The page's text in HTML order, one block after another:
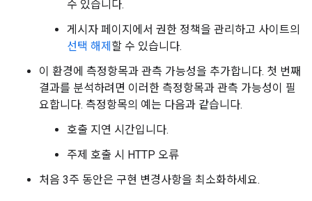
수 있습니다.
게시자 페이지에서 권한 정책을 관리하고 사이트의
선택 해제 할 수 있습니다.
이 환경에 측정항목과 관측 가능성을 추가합니다. 첫 번째
결과를 분석하려면 이러한 측정항목과 관측 가능성이 필
요합니다. 측정항목의 예는 다음과 같습니다.
호출 지연 시간입니다.
주제 호출 시 HTTP 오류
처음 3주 동안은 구현 변경사항을 최소화하세요.